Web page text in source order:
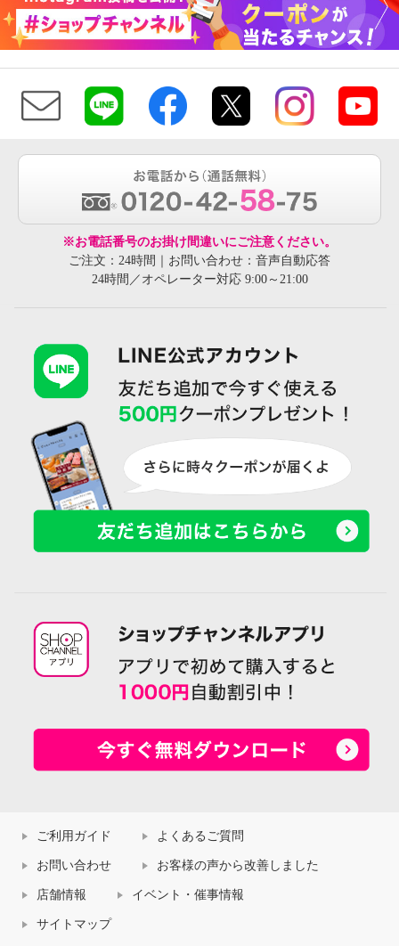
※お電話番号のお掛け間違いにご注意ください。
ご注文：24時間｜お問い合わせ：音声自動応答
24時間／オペレーター対応 9:00～21:00
ご利用ガイド よくあるご質問
お問い合わせ お客様の声から改善しました
店舗情報 イベント・催事情報
サイトマップ